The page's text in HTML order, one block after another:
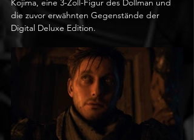
die zuvor erwähnten Gegenstände der
Digital Deluxe Edition.